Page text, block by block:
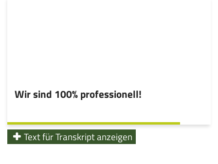
Wir sind 100% professionell!
Text für Transkript anzeigen